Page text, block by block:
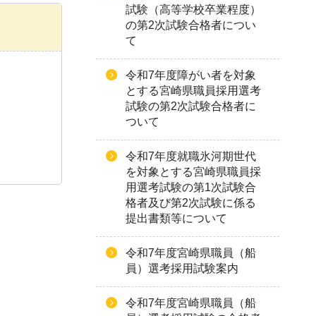
試験（高等学校卒業程度）
の第2次試験合格者につい
て
令和7年度障がい者を対象
とする宮崎県職員採用選考
試験の第2次試験合格者に
ついて
令和7年度就職氷河期世代
を対象とする宮崎県職員採
用選考試験の第1次試験合
格者及び第2次試験に係る
提出書類等について
令和7年度宮崎県職員（船
員）選考採用試験案内
令和7年度宮崎県職員（船